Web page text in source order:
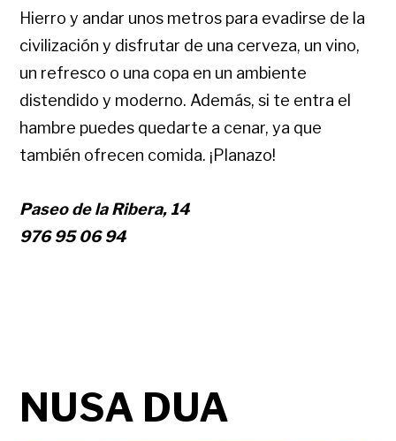
Hierro y andar unos metros para evadirse de la
civilización y disfrutar de una cerveza, un vino,
un refresco o una copa en un ambiente
distendido y moderno. Además, si te entra el
hambre puedes quedarte a cenar, ya que
también ofrecen comida. ¡Planazo!
Paseo de la Ribera, 14
976 95 06 94
NUSA DUA